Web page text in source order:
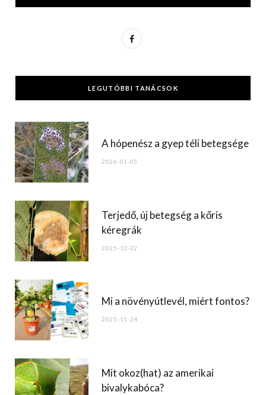
F
c
e
o
LEGUTÓBBI TANÁCSOK
A hópenész a gyep téli betegsége
2026-01-05
Terjedő, új betegség a kőris
kéregrák
2025-12-22
Mi a növényútlevél, miért fontos?
2025-11-24
Mit okoz(hat) az amerikai
bivalykabóca?